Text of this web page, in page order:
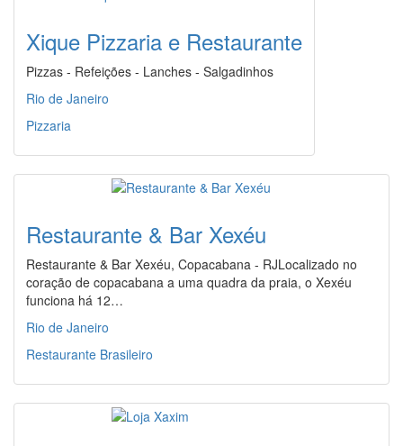
Xique Pizzaria e Restaurante
Pizzas - Refeições - Lanches - Salgadinhos
Rio de Janeiro
Pizzaria
Restaurante & Bar Xexéu
Restaurante & Bar Xexéu, Copacabana - RJLocalizado no
coração de copacabana a uma quadra da praia, o Xexéu
funciona há 12…
Rio de Janeiro
Restaurante Brasileiro